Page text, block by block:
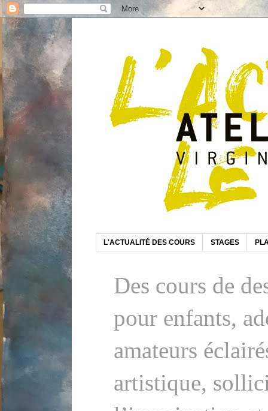
L'ACTUALITÉ DES COURS STAGES
Des cours de
pour enfants,
amateurs
artistique,